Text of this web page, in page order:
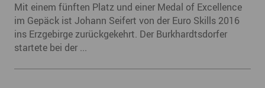
Mit einem fünften Platz und einer Medal of Excellence
im Gepäck ist Johann Seifert von der Euro Skills 2016
ins Erzgebirge zurückgekehrt. Der Burkhardtsdorfer
startete bei der ...